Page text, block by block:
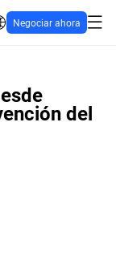
Negociar ahora
del